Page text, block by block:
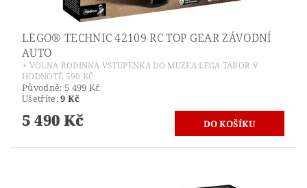
LEGO® TECHNIC 42109 RC TOP GEAR ZÁVODNÍ
AUTO
+ VOLNÁ RODINNÁ VSTUPENKA DO MUZEA LEGA TÁBOR V
HODNOTĚ 590 KČ
Původně: 5 499 Kč
Ušetříte:9 Kč
5 490 Kč